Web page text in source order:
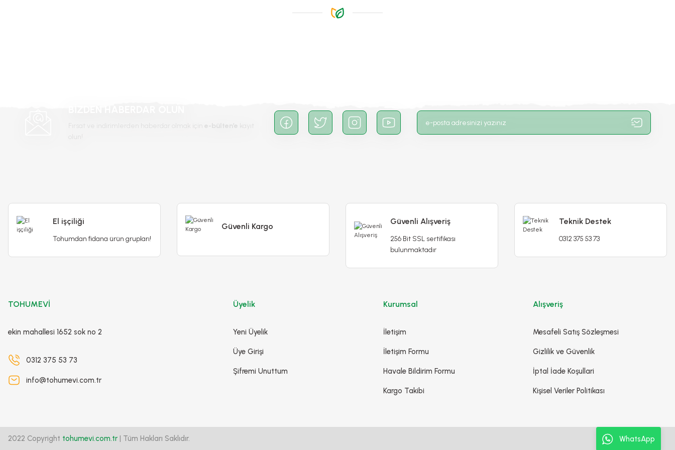
Poliwork Akasya Tekli Kolay Askı Pembe Saksı - 1,50 L
Poliwork Akasya Tekli Kolay Askı Mor Saksı - 1,50 L Poliwork Akasya Kolay Askı30 Beyaz Saksı - 3,50 L
-%14
El işçiliği
Tohumdan fidana ürün grupları!
Güvenli Kargo
Güvenli Alışveriş
256 Bit SSL sertifikası
bulunmaktadır
Teknik Destek
0312 375 53 73
TOHUMEVİ
ekin mahallesi 1652 sok no 2
0312 375 53 73
info@tohumevi.com.tr
Üyelik
Yeni Üyelik
Üye Girişi
Şifremi Unuttum
Kurumsal
İletişim
İletişim Formu
Havale Bildirim Formu
Kargo Takibi
Alışveriş
Mesafeli Satış Sözleşmesi
Gizlilik ve Güvenlik
İptal İade Koşullari
Kişisel Veriler Politikası
2022 Copyright tohumevi.com.tr | Tüm Hakları Saklıdır. WhatsApp